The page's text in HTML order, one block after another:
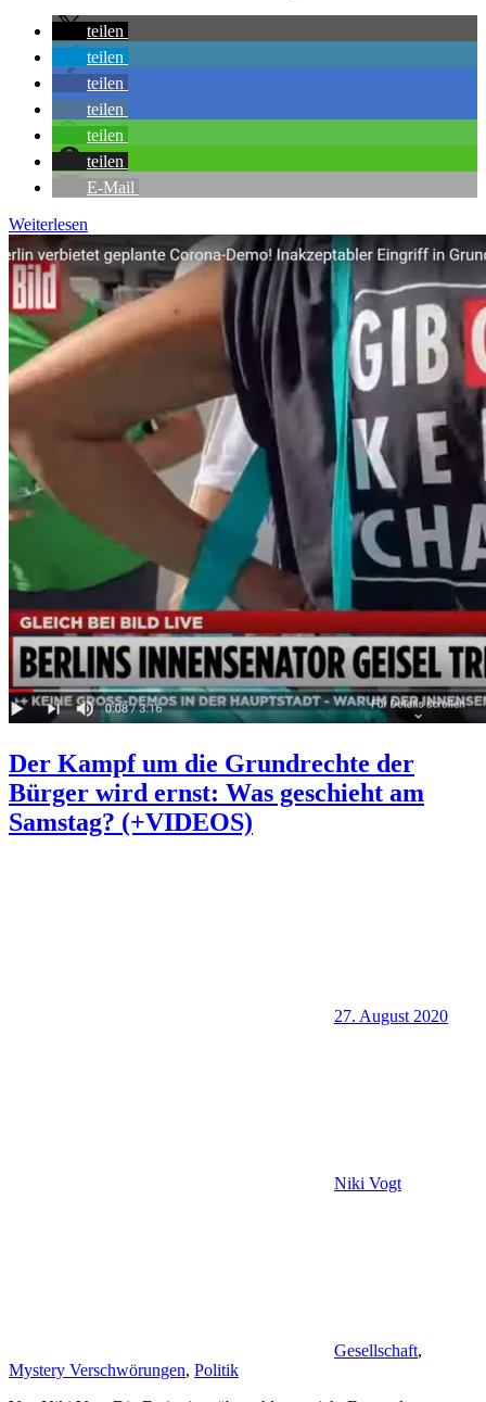
teilen
teilen
teilen
teilen
teilen
teilen
E-Mail
Weiterlesen
Der Kampf um die Grundrechte der
Bürger wird ernst: Was geschieht am
Samstag? (+VIDEOS)
27. August 2020
Niki Vogt
Gesellschaft,
Mystery Verschwörungen, Politik